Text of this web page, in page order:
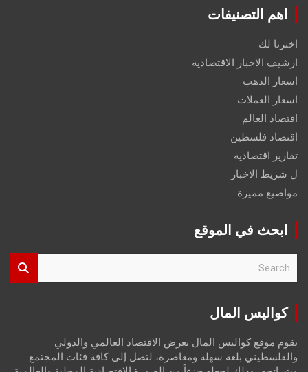
اهم التصنيفات
اخترنا لك
ارشيف الاخبار الاقتصادية
اسعار الذهب
اسعار العملات
اقتصاد العالم
اقتصاد فلسطين
تقارير اقتصادية
ل شريط الاخبار
مواضيع مميزة
ابحث في الموقع
r
كواليس المال
يقوم موقع كواليس المال بعرض الاقتصاد العالمي والدولي
والفلسطيني بلغة سهلة ومعاصرة، لتصل إلى كافة فئات المجتمع